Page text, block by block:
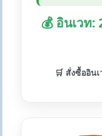
💰 อินเวท
🛒 สั่งซื้ออินเ